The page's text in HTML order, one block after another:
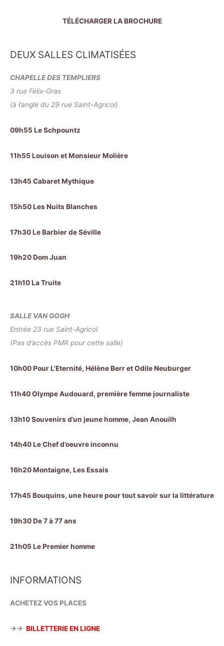
TÉLÉCHARGER LA BROCHURE
DEUX SALLES CLIMATISÉES
CHAPELLE DES TEMPLIERS
3 rue Félix-Gras
(à l’angle du 29 rue Saint-Agricol)
09h55 Le Schpountz
11h55 Louison et Monsieur Molière
13h45 Cabaret Mythique
15h50 Les Nuits Blanches
17h30 Le Barbier de Séville
19h20 Dom Juan
21h10 La Truite
SALLE VAN GOGH
Entrée 23 rue Saint-Agricol
(Pas d’accès PMR pour cette salle)
10h00 Pour L’Eternité, Hélène Berr et Odile Neuburger
11h40 Olympe Audouard, première femme journaliste
13h10 Souvenirs d’un jeune homme, Jean Anouilh
14h40 Le Chef d’oeuvre inconnu
16h20 Montaigne, Les Essais
17h45 Bouquins, une heure pour tout savoir sur la littérature
19h30 De 7 à 77 ans
21h05 Le Premier homme
INFORMATIONS
ACHETEZ VOS PLACES
→→ BILLETTERIE EN LIGNE